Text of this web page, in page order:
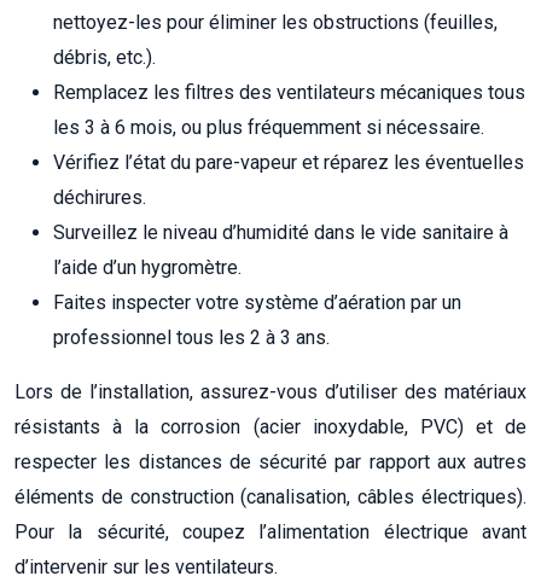
nettoyez-les pour éliminer les obstructions (feuilles,
débris, etc.).
Remplacez les filtres des ventilateurs mécaniques tous
les 3 à 6 mois, ou plus fréquemment si nécessaire.
Vérifiez l’état du pare-vapeur et réparez les éventuelles
déchirures.
Surveillez le niveau d’humidité dans le vide sanitaire à
l’aide d’un hygromètre.
Faites inspecter votre système d’aération par un
professionnel tous les 2 à 3 ans.
Lors de l’installation, assurez-vous d’utiliser des matériaux
résistants à la corrosion (acier inoxydable, PVC) et de
respecter les distances de sécurité par rapport aux autres
éléments de construction (canalisation, câbles électriques).
Pour la sécurité, coupez l’alimentation électrique avant
d’intervenir sur les ventilateurs.